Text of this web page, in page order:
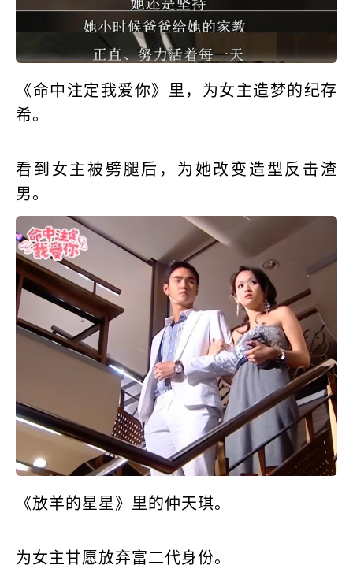
《命中注定我爱你》里，为女主造梦的纪存
希。
看到女主被劈腿后，为她改变造型反击渣
男。
《放羊的星星》里的仲天琪。
为女主甘愿放弃富二代身份。